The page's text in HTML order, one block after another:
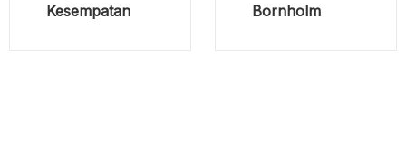
Kesempatan
Bornholm